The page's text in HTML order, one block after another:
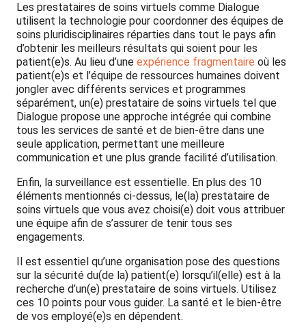
Les prestataires de soins virtuels comme Dialogue
utilisent la technologie pour coordonner des équipes de
soins pluridisciplinaires réparties dans tout le pays afin
d’obtenir les meilleurs résultats qui soient pour les
patient(e)s. Au lieu d’une expérience fragmentaire où les
patient(e)s et l’équipe de ressources humaines doivent
jongler avec différents services et programmes
séparément, un(e) prestataire de soins virtuels tel que
Dialogue propose une approche intégrée qui combine
tous les services de santé et de bien-être dans une
seule application, permettant une meilleure
communication et une plus grande facilité d’utilisation.
Enfin, la surveillance est essentielle. En plus des 10
éléments mentionnés ci-dessus, le(la) prestataire de
soins virtuels que vous avez choisi(e) doit vous attribuer
une équipe afin de s’assurer de tenir tous ses
engagements.
Il est essentiel qu’une organisation pose des questions
sur la sécurité du(de la) patient(e) lorsqu’il(elle) est à la
recherche d’un(e) prestataire de soins virtuels. Utilisez
ces 10 points pour vous guider. La santé et le bien-être
de vos employé(e)s en dépendent.